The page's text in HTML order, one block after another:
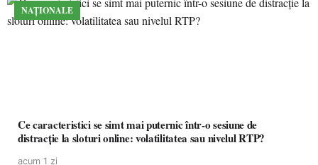
NAȚIONALE
Ce caracteristici se simt mai puternic într-o sesiune de
distracție la sloturi online: volatilitatea sau nivelul RTP?
acum 1 zi